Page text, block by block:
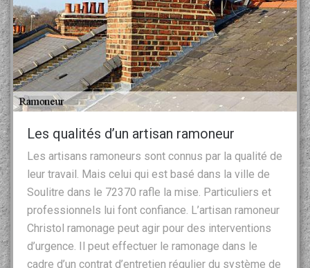
Les qualités d’un artisan ramoneur
Les artisans ramoneurs sont connus par la qualité de
leur travail. Mais celui qui est basé dans la ville de
Soulitre dans le 72370 rafle la mise. Particuliers et
professionnels lui font confiance. L’artisan ramoneur
Christol ramonage peut agir pour des interventions
d’urgence. Il peut effectuer le ramonage dans le
cadre d’un contrat d’entretien régulier du système de